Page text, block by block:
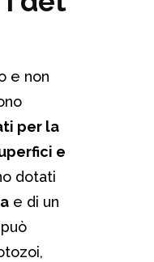
e non
per la
e
dotati
e di un